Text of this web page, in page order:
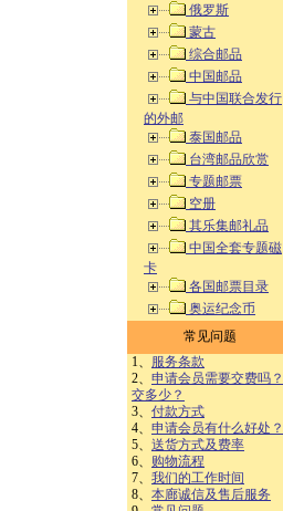
俄罗斯
蒙古
综合邮品
中国邮品
与中国联合发行
的外邮
泰国邮品
台湾邮品欣赏
专题邮票
空册
其乐集邮礼品
中国全套专题磁
卡
各国邮票目录
奥运纪念币
常见问题
1、 服务条款
2、 申请会员需要交费吗？
交多少？
3、 付款方式
4、 申请会员有什么好处？
5、 送货方式及费率
6、 购物流程
7、 我们的工作时间
8、 本廊诚信及售后服务